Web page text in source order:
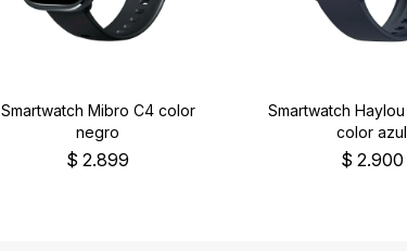
Smartwatch Mibro C4 color
negro
$ 2.899
Smartwatch
color azul
$ 2.900